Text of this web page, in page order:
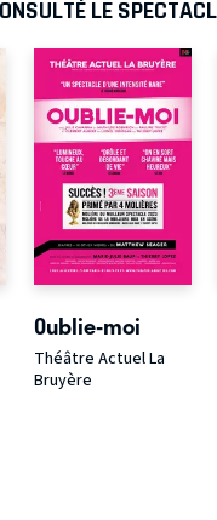
LE
Oublie-moi
Théâtre Actuel La
Bruyère